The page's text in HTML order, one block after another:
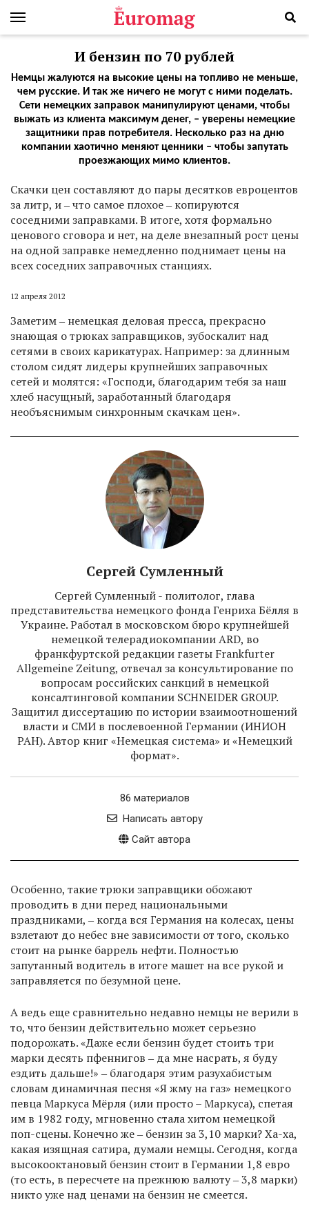
И бензин по 70 рублей
Немцы жалуются на высокие цены на топливо не меньше,
чем русские. И так же ничего не могут с ними поделать.
Сети немецких заправок манипулируют ценами, чтобы
выжать из клиента максимум денег, ‒ уверены немецкие
защитники прав потребителя. Несколько раз на дню
компании хаотично меняют ценники ‒ чтобы запутать
проезжающих мимо клиентов.
Скачки цен составляют до пары десятков евроцентов
за литр, и ‒ что самое плохое ‒ копируются
соседними заправками. В итоге, хотя формально
ценового сговора и нет, на деле внезапный рост цены
на одной заправке немедленно поднимает цены на
всех соседних заправочных станциях.
12 апреля 2012
Заметим ‒ немецкая деловая пресса, прекрасно
знающая о трюках заправщиков, зубоскалит над
сетями в своих карикатурах. Например: за длинным
столом сидят лидеры крупнейших заправочных
сетей и молятся: «Господи, благодарим тебя за наш
хлеб насущный, заработанный благодаря
необъяснимым синхронным скачкам цен».
Сергей Сумленный
Сергей Сумленный - политолог, глава
представительства немецкого фонда Генриха Бёлля в
Украине. Работал в московском бюро крупнейшей
немецкой телерадиокомпании ARD, во
франкфуртской редакции газеты Frankfurter
Allgemeine Zeitung, отвечал за консультирование по
вопросам российских санкций в немецкой
консалтинговой компании SCHNEIDER GROUP.
Защитил диссертацию по истории взаимоотношений
власти и СМИ в послевоенной Германии (ИНИОН
РАН). Автор книг «Немецкая система» и «Немецкий
формат».
86 материалов
Написать автору
Сайт автора
Особенно, такие трюки заправщики обожают
проводить в дни перед национальными
праздниками, ‒ когда вся Германия на колесах, цены
взлетают до небес вне зависимости от того, сколько
стоит на рынке баррель нефти. Полностью
запутанный водитель в итоге машет на все рукой и
заправляется по безумной цене.
А ведь еще сравнительно недавно немцы не верили в
то, что бензин действительно может серьезно
подорожать. «Даже если бензин будет стоить три
марки десять пфеннигов ‒ да мне насрать, я буду
ездить дальше!» ‒ благодаря этим разухабистым
словам динамичная песня «Я жму на газ» немецкого
певца Маркуса Мёрля (или просто – Маркуса), спетая
им в 1982 году, мгновенно стала хитом немецкой
поп-сцены. Конечно же ‒ бензин за 3,10 марки? Ха-ха,
какая изящная сатира, думали немцы. Сегодня, когда
высокооктановый бензин стоит в Германии 1,8 евро
(то есть, в пересчете на прежнюю валюту ‒ 3,8 марки)
никто уже над ценами на бензин не смеется.